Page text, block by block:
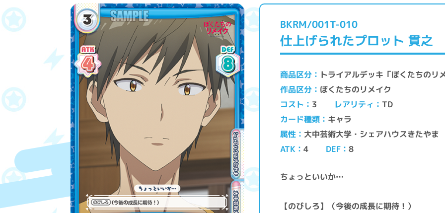
BKRM/001T-010
仕上げられたプロット 貫之
商品区分 トライアルデッキ「ぼくたちのリ
作品区分 ぼくたちのリメイク
コスト 3 レアリティ TD
カード種類 キャラ
属性 大中芸術大学・シェアハウスきたやま
ATK 4 DEF 8
ちょっといいか…
【のびしろ】（今後の成長に期待！）